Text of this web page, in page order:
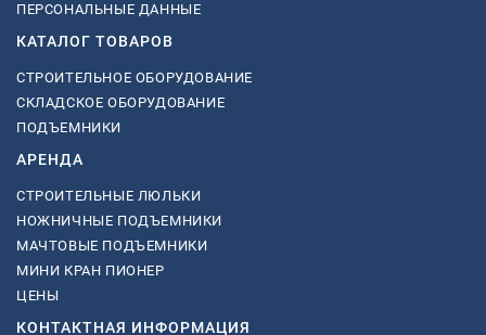
ПЕРСОНАЛЬНЫЕ ДАННЫЕ
КАТАЛОГ ТОВАРОВ
СТРОИТЕЛЬНОЕ ОБОРУДОВАНИЕ
СКЛАДСКОЕ ОБОРУДОВАНИЕ
ПОДЪЕМНИКИ
АРЕНДА
СТРОИТЕЛЬНЫЕ ЛЮЛЬКИ
НОЖНИЧНЫЕ ПОДЪЕМНИКИ
МАЧТОВЫЕ ПОДЪЕМНИКИ
МИНИ КРАН ПИОНЕР
ЦЕНЫ
КОНТАКТНАЯ ИНФОРМАЦИЯ